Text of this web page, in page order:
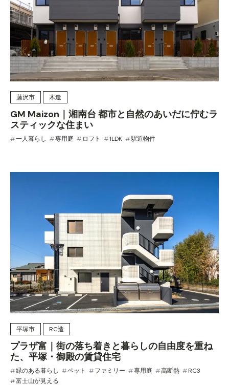
藤沢市 木造
GM Maizon｜湘南台 都市と自然のあいだに佇むラ
スティックな住まい
一人暮らし 専用庭 ロフト 1LDK 駅近物件
平塚市 RC造
プラザ富｜街の落ち着きと暮らしの自由度を重ね
た、平塚・御殿の賃貸住宅
緑のある暮らし ペット ファミリー 専用庭 高断熱
RC3
富士山が見える